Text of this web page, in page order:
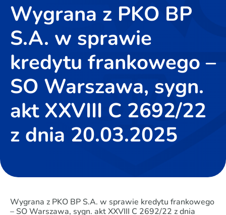
Wygrana z PKO BP
S.A. w sprawie
kredytu frankowego –
SO Warszawa, sygn.
akt XXVIII C 2692/22
z dnia 20.03.2025
Wygrana z PKO BP S.A. w sprawie kredytu frankowego
– SO Warszawa, sygn. akt XXVIII C 2692/22 z dnia